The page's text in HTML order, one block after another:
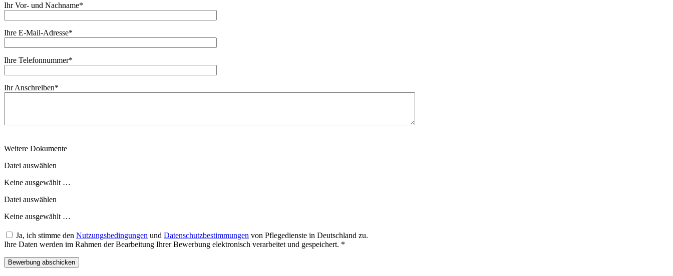
Ihr Vor- und Nachname*
Ihre E-Mail-Adresse*
Ihre Telefonnummer*
Ihr Anschreiben*
Weitere Dokumente
Datei auswählen
Keine ausgewählt …
Datei auswählen
Keine ausgewählt …
Ja, ich stimme den Nutzungsbedingungen und Datenschutzbestimmungen von Pflegedienste in Deutschland zu.
Ihre Daten werden im Rahmen der Bearbeitung Ihrer Bewerbung elektronisch verarbeitet und gespeichert. *
Bewerbung abschicken